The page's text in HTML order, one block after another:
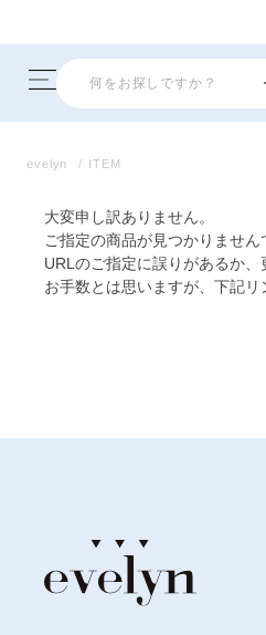
evelyn ITEM
大変申し訳ありません。
ご指定の商品が見つかりません
URLのご指定に誤りがあるか、
お手数とは思いますが、下記リ